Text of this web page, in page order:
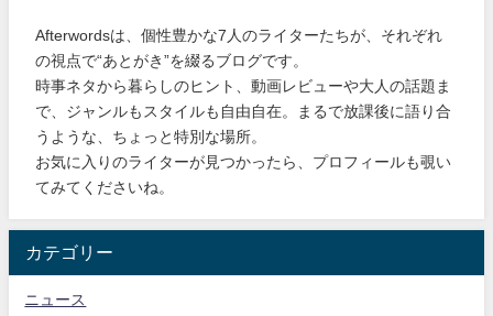
Afterwordsは、個性豊かな7人のライターたちが、それぞれ
の視点で“あとがき”を綴るブログです。
時事ネタから暮らしのヒント、動画レビューや大人の話題ま
で、ジャンルもスタイルも自由自在。まるで放課後に語り合
うような、ちょっと特別な場所。
お気に入りのライターが見つかったら、プロフィールも覗い
てみてくださいね。
カテゴリー
ニュース